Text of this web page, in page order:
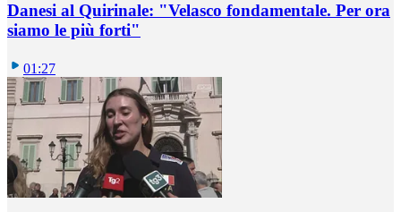
Danesi al Quirinale: "Velasco fondamentale. Per ora
siamo le più forti"
01:27